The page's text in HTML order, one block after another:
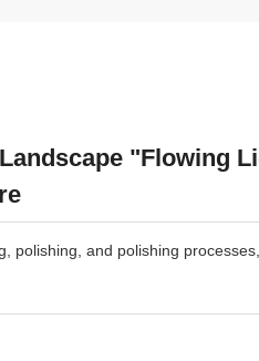
"Flowing
polishing, and polishing